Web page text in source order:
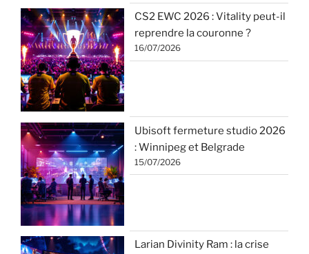
CS2 EWC 2026 : Vitality peut-il
reprendre la couronne ?
16/07/2026
Ubisoft fermeture studio 2026
: Winnipeg et Belgrade
15/07/2026
Larian Divinity Ram : la crise